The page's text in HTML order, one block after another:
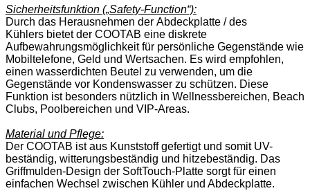
Sicherheitsfunktion („Safety-Function“):
Durch das Herausnehmen der Abdeckplatte / des
Kühlers bietet der COOTAB eine diskrete
Aufbewahrungsmöglichkeit für persönliche Gegenstände wie
Mobiltelefone, Geld und Wertsachen. Es wird empfohlen,
einen wasserdichten Beutel zu verwenden, um die
Gegenstände vor Kondenswasser zu schützen. Diese
Funktion ist besonders nützlich in Wellnessbereichen, Beach
Clubs, Poolbereichen und VIP-Areas.
Material und Pflege:
Der COOTAB ist aus Kunststoff gefertigt und somit UV-
beständig, witterungsbeständig und hitzebeständig. Das
Griffmulden-Design der SoftTouch-Platte sorgt für einen
einfachen Wechsel zwischen Kühler und Abdeckplatte.